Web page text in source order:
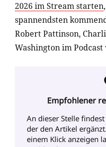
2026 im Stream starten
spannendsten
Robert Pattinson,
Washington im Podcast
Empfohlener
An dieser Stelle
der den Artikel
einem Klick anzeigen